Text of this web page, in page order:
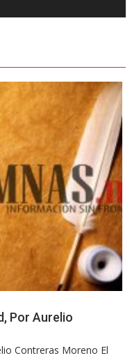
Por Aurelio
Contreras Moreno El